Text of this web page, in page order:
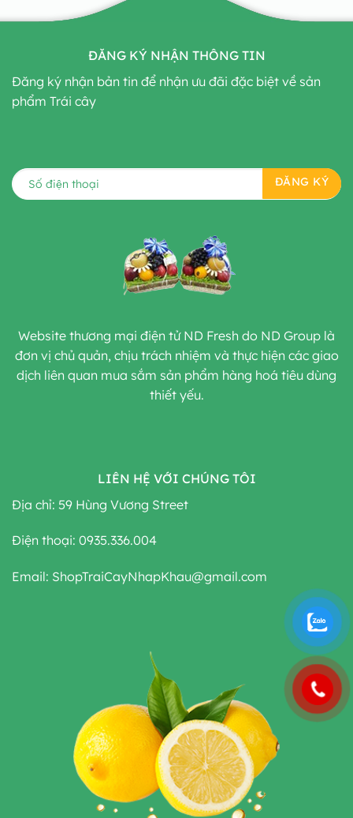
ĐĂNG KÝ NHẬN THÔNG TIN
Đăng ký nhận bản tin để nhận ưu đãi đặc biệt về sản
phẩm Trái cây
Website thương mại điện tử ND Fresh do ND Group là
đơn vị chủ quản, chịu trách nhiệm và thực hiện các giao
dịch liên quan mua sắm sản phẩm hàng hoá tiêu dùng
thiết yếu.
LIÊN HỆ VỚI CHÚNG TÔI
Địa chỉ: 59 Hùng Vương Street
Điện thoại: 0935.336.004
Email: ShopTraiCayNhapKhau@gmail.com